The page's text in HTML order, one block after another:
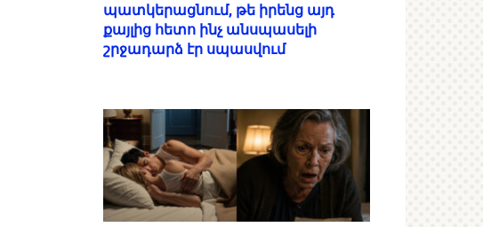
պատկերացնում, թե իրենց այդ
քայլից հետո ինչ անսպասելի
շրջադարձ էր սպասվում